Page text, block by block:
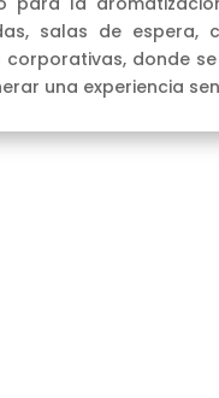
salas de espera,
corporativas, donde
una experiencia